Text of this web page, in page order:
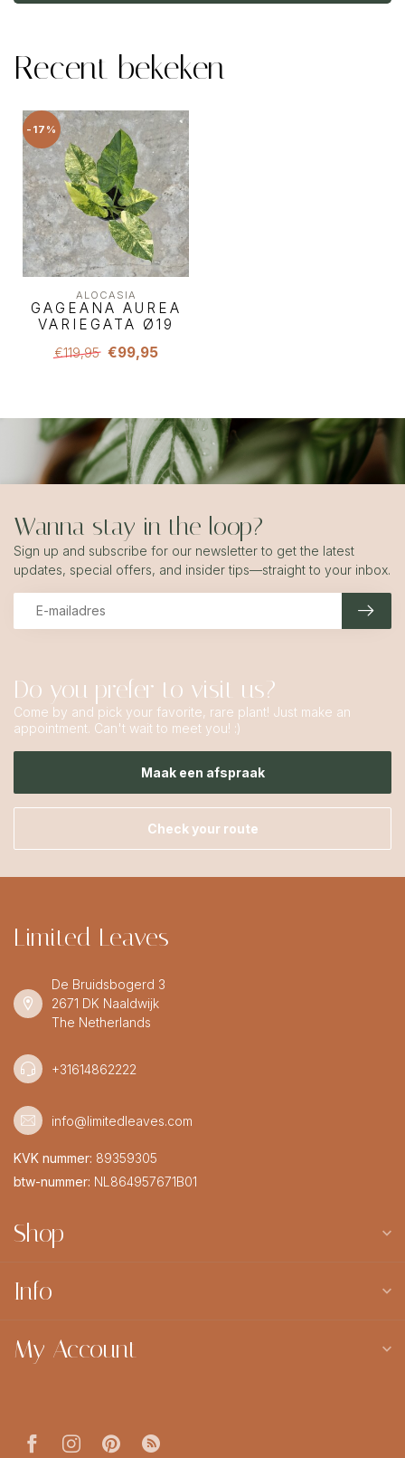
Recent bekeken
-17%
ALOCASIA
GAGEANA AUREA
VARIEGATA Ø19
€119,95 €99,95
Do you prefer to visit us?
Come by and pick your favorite, rare plant! Just make an
appointment. Can't wait to meet you! :)
Maak een afspraak
Check your route
Wanna stay in the loop?
Sign up and subscribe for our newsletter to get the latest
updates, special offers, and insider tips—straight to your inbox.
Limited Leaves
De Bruidsbogerd 3
2671 DK Naaldwijk
The Netherlands
+31614862222
info@limitedleaves.com
KVK nummer: 89359305
btw-nummer: NL864957671B01
Shop
Info
My Account